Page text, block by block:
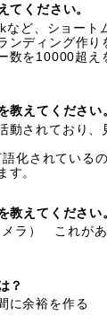
てください。
ど、ショート
ディング作り
数を10000超え
教えてください
動されており、
化されている
す。
教えてください
ラ） これがあ
？
に余裕を作る